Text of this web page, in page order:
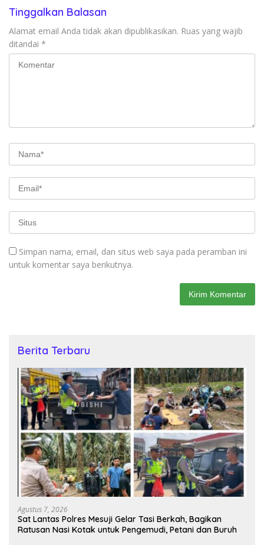
Tinggalkan Balasan
Alamat email Anda tidak akan dipublikasikan. Ruas yang wajib
ditandai *
Simpan nama, email, dan situs web saya pada peramban ini
untuk komentar saya berikutnya.
Berita Terbaru
Agustus 7, 2026
Sat Lantas Polres Mesuji Gelar Tasi Berkah, Bagikan
Ratusan Nasi Kotak untuk Pengemudi, Petani dan Buruh